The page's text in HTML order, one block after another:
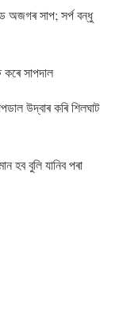
অজগৰ সাপ; সৰ্প বন্ধু
সাপদাল
উদ্বাৰ কৰি শিলঘাট
হব বুলি যানিব পৰা